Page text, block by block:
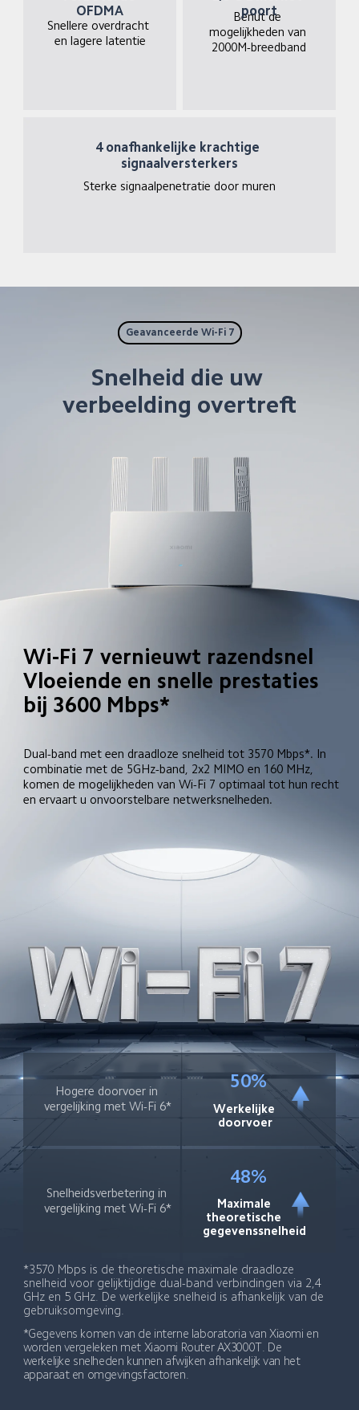
OFDMA
Snellere overdracht
en lagere latentie
poort
Benut de
mogelijkheden van
2000M-breedband
4 onafhankelijke krachtige
signaalversterkers
Sterke signaalpenetratie door muren
Geavanceerde Wi-Fi 7
Snelheid die uw
verbeelding overtreft
Wi-Fi 7 vernieuwt razendsnel
Vloeiende en snelle prestaties
bij 3600 Mbps*
Dual-band met een draadloze snelheid tot 3570 Mbps*. In
combinatie met de 5GHz-band, 2x2 MIMO en 160 MHz,
komen de mogelijkheden van Wi-Fi 7 optimaal tot hun recht
en ervaart u onvoorstelbare netwerksnelheden.
Hogere doorvoer in
vergelijking met Wi-Fi 6*
50%
Werkelijke
doorvoer
Snelheidsverbetering in
vergelijking met Wi-Fi 6*
48%
Maximale
theoretische
gegevenssnelheid
*3570 Mbps is de theoretische maximale draadloze
snelheid voor gelijktijdige dual-band verbindingen via 2,4
GHz en 5 GHz. De werkelijke snelheid is afhankelijk van de
gebruiksomgeving.
*Gegevens komen van de interne laboratoria van Xiaomi en
worden vergeleken met Xiaomi Router AX3000T. De
werkelijke snelheden kunnen afwijken afhankelijk van het
apparaat en omgevingsfactoren.